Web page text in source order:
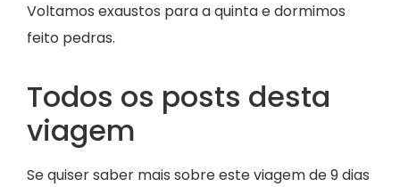
Voltamos exaustos para a quinta e dormimos
feito pedras.
Todos os posts desta
viagem
Se quiser saber mais sobre este viagem de 9 dias